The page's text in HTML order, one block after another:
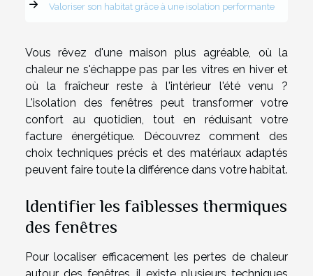
Valoriser son habitat grâce à une isolation performante
Vous rêvez d'une maison plus agréable, où la
chaleur ne s'échappe pas par les vitres en hiver et
où la fraîcheur reste à l'intérieur l'été venu ?
L'isolation des fenêtres peut transformer votre
confort au quotidien, tout en réduisant votre
facture énergétique. Découvrez comment des
choix techniques précis et des matériaux adaptés
peuvent faire toute la différence dans votre habitat.
Identifier les faiblesses thermiques
des fenêtres
Pour localiser efficacement les pertes de chaleur